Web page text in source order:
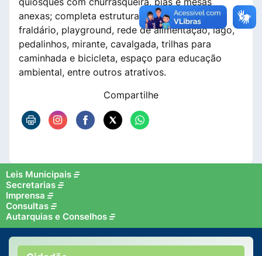
anexas; completa estrutura sanitária, inclusive
fraldário, playground, rede de alimentação, lago,
pedalinhos, mirante, cavalgada, trilhas para
caminhada e bicicleta, espaço para educação
ambiental, entre outros atrativos.
Compartilhe
Leis Municipais
Secretarias
Imprensa
Consultas
Autarquias e Conselhos